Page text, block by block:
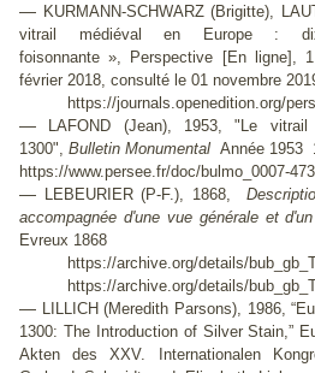
— KURMANN-SCHWARZ (Brigitte),
vitrail médiéval en Europe :
foisonnante », Perspective [En ligne],
février 2018, consulté le 01 novembre
https://journals.openedition.org/
—
LAFOND (Jean), 1953, "Le
1300", Bulletin Monumental Année 1953
https://www.persee.fr/doc/bulmo_0007-
— LEBEURIER (P-F.), 1868,
accompagnée d'une vue générale et
Evreux 1868
https://archive.org/details/
https://archive.org/details/
— LILLICH (Meredith Parsons), 1986,
1300: The Introduction of Silver Stain,”
Akten des XXV. Internationalen